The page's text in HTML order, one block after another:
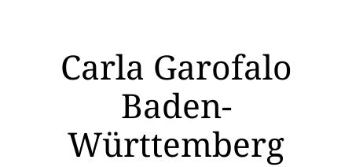
Carla Garofalo
Baden-
Württemberg